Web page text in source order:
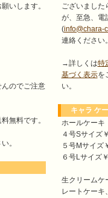
いします。
のでご注意
無料です。
。
ございました
が、至急、電
(info@chara-
連絡ください
→詳しくは特
基づく表示を
い。
キャラ ケ
ホールケーキ
４号Sサイズ
５号Mサイズ
６号Lサイズ
生クリームケ
レートケーキ